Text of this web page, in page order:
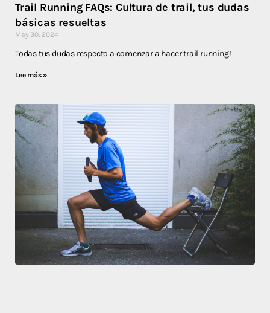
Trail Running FAQs: Cultura de trail, tus dudas
básicas resueltas
May 30, 2024
Todas tus dudas respecto a comenzar a hacer trail running!
Lee más »